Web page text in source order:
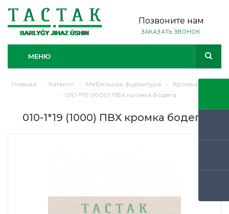
Позвоните нам
ЗАКАЗАТЬ ЗВОНОК
МЕНЮ
Главная - Каталог - Мебельная фурнитура -
Кромка ЛДСП
-
010-1*19 (1000) ПВХ кромка бодега
010-1*19 (1000) ПВХ кромка бодега